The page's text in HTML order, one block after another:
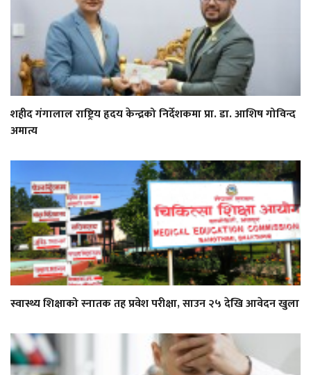
शहीद गंगालाल राष्ट्रिय हृदय केन्द्रको निर्देशकमा प्रा. डा. आशिष गोविन्द
अमात्य
स्वास्थ्य शिक्षाको स्नातक तह प्रवेश परीक्षा, साउन २५ देखि आवेदन खुला